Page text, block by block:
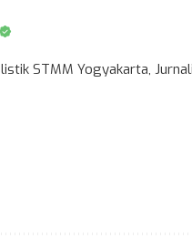
STMM Yogyakarta,